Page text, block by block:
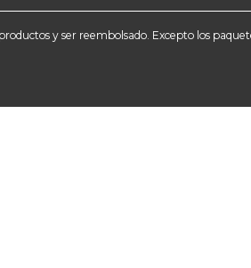
y ser reembolsado. Excepto los